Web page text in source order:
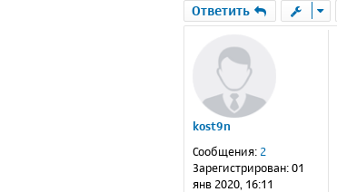
Ответить
kost9n
Сообщения: 2
Зарегистрирован:01
янв 2020, 16:11